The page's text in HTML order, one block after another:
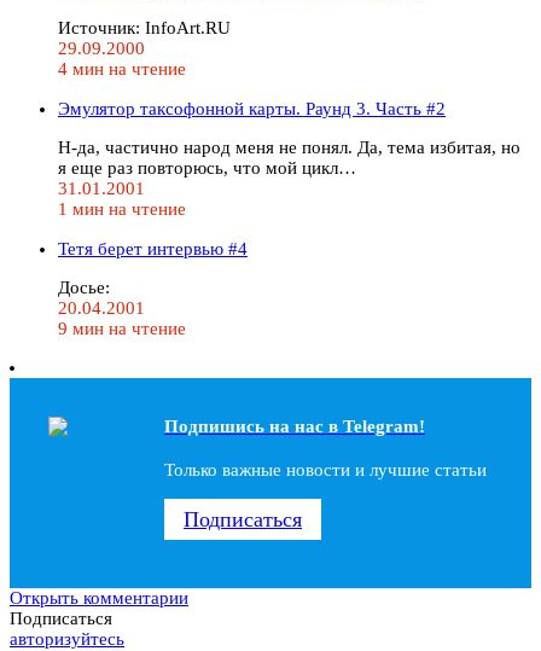
Истoчник: InfoArt.RU
29.09.2000
4 мин на чтение
Эмулятор таксофонной карты. Раунд 3. Часть #2
Н-да, частично народ меня не понял. Да, тема избитая, но
я еще раз повторюсь, что мой цикл…
31.01.2001
1 мин на чтение
Тетя берет интервью #4
Досье:
20.04.2001
9 мин на чтение
Подпишись на наc в Telegram!
Только важные новости и лучшие статьи
Подписаться
Открыть комментарии
Подписаться
авторизуйтесь